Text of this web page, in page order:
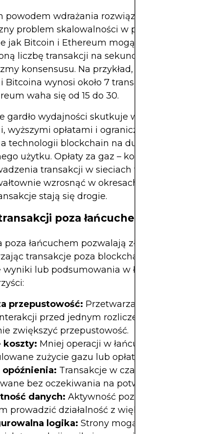
powodem wdrażania rozwiązań off-chain jest
problem skalowalności w publicznych
jak Bitcoin i Ethereum mogą obsłużyć jedynie
liczbę transakcji na sekundę ze względu na
konsensusu. Na przykład, średnia
Bitcoina wynosi około 7 transakcji na sekundę,
waha się od 15 do 30.
gardło wydajności skutkuje wolniejszą
wyższymi opłatami i ograniczeniami w
technologii blockchain na dużą skalę lub do
użytku. Opłaty za gaz – koszt wymagany do
transakcji w sieciach takich jak
wzrosnąć w okresach dużego popytu,
stają się drogie.
poza łańcuchem
poza łańcuchem pozwalają złagodzić te
transakcje poza blockchainem i rozliczając
lub podsumowania w łańcuchu. Może to
przepustowość: Przetwarzanie milionów
przed jednym rozliczeniem w łańcuchu
zwiększyć przepustowość.
koszty: Mniej operacji w łańcuchu oznacza
zużycie gazu lub opłaty transakcyjne.
Transakcje w czasie rzeczywistym
bez oczekiwania na potwierdzenie bloku.
danych: Aktywność poza łańcuchem
prowadzić działalność z większą poufnością.
logika: Strony mogą projektować